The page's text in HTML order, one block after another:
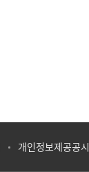
개인정보제공공시